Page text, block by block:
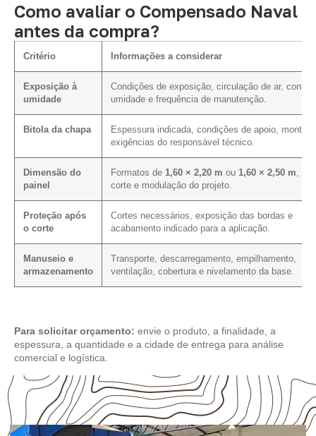
Como avaliar o Compensado Naval
antes da compra?
Critério Informações a considerar
Exposição à
umidade
Condições de exposição, circulação de ar,
umidade e frequência de manutenção.
Bitola da chapa
Espessura indicada, condições de apoio,
exigências do responsável técnico.
Dimensão do
painel
Formatos de 1,60 × 2,20 m ou 1,60 × 2,50 m,
corte e modulação do projeto.
Proteção após
o corte
Cortes necessários, exposição das bordas e
acabamento indicado para a aplicação.
Manuseio e
armazenamento
Transporte, descarregamento, empilhamento,
ventilação, cobertura e nivelamento da base.
Para solicitar orçamento: envie o produto, a finalidade, a
espessura, a quantidade e a cidade de entrega para análise
comercial e logística.